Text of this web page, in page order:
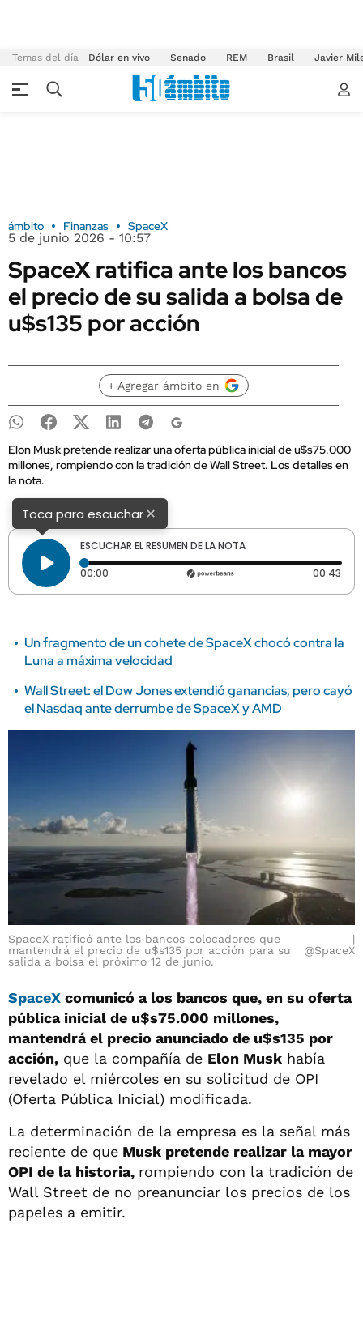
Temas del día Dólar en vivo Senado REM Brasil Javier
ámbito Finanzas SpaceX
5 de junio 2026 - 10:57
SpaceX ratifica ante los bancos
el precio de su salida a bolsa de
u$s135 por acción
+ Agregar ámbito en
Elon Musk pretende realizar una oferta pública inicial de u$s75.000
millones, rompiendo con la tradición de Wall Street. Los detalles en
la nota.
Toca para escuchar×
ESCUCHAR EL RESUMEN DE LA NOTA
00:00 Tiempo transcurrido: 0 segundos 00:43
Un fragmento de un cohete de SpaceX chocó contra la
Luna a máxima velocidad
Wall Street: el Dow Jones extendió ganancias, pero cayó
el Nasdaq ante derrumbe de SpaceX y AMD
SpaceX ratificó ante los bancos colocadores que
mantendrá el precio de u$s135 por acción para su
salida a bolsa el próximo 12 de junio.
@SpaceX
SpaceX comunicó a los bancos que, en su oferta
pública inicial de u$s75.000 millones,
mantendrá el precio anunciado de u$s135 por
acción, que la compañía de Elon Musk había
revelado el miércoles en su solicitud de OPI
(Oferta Pública Inicial) modificada.
La determinación de la empresa es la señal más
reciente de que Musk pretende realizar la mayor
OPI de la historia, rompiendo con la tradición de
Wall Street de no preanunciar los precios de los
papeles a emitir.